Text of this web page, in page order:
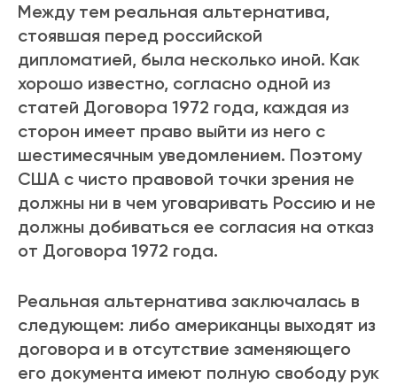
Между тем реальная альтернатива,
стоявшая перед российской
дипломатией, была несколько иной. Как
хорошо известно, согласно одной из
статей Договора 1972 года, каждая из
сторон имеет право выйти из него с
шестимесячным уведомлением. Поэтому
США с чисто правовой точки зрения не
должны ни в чем уговаривать Россию и не
должны добиваться ее согласия на отказ
от Договора 1972 года.
Реальная альтернатива заключалась в
следующем: либо американцы выходят из
договора и в отсутствие заменяющего
его документа имеют полную свободу рук